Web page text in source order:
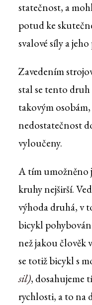
statečnost, a
potud ke
svalové síly a
Zavedením
stal se tento
takovým
nedostatečnost
vyloučeny.
A tím umožněno
kruhy nejširší.
výhoda druhá, v
bicykl
než jakou člověk
se totiž bicykl s
sil), dosahujeme
rychlosti, a to na